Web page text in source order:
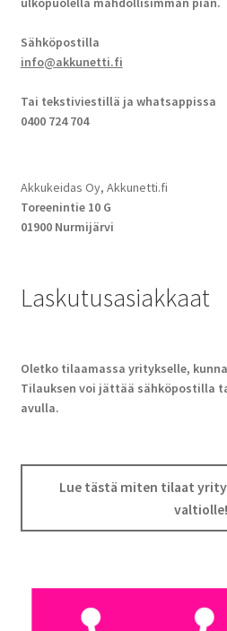
Sähköpostilla
info@akkunetti.fi
Tai tekstiviestillä ja whatsappissa
0400 724 704
Akkukeidas Oy, Akkunetti.fi
Toreenintie 10 G
01900 Nurmijärvi
Laskutusasiakkaat
Oletko tilaamassa yritykselle,
Tilauksen voi jättää sähköpostilla
avulla.
Lue tästä miten tilaat
valtiolle!